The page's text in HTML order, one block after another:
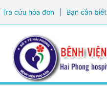
Tra cứu hóa đơn Bạn cần biết
Đăng ký khám sức khỏe